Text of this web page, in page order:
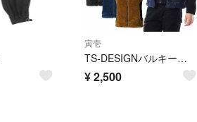
寅壱
TS-DESIGNバルキーフリースベスト TSデザイン 5238 サイズＬＬ
¥2,500